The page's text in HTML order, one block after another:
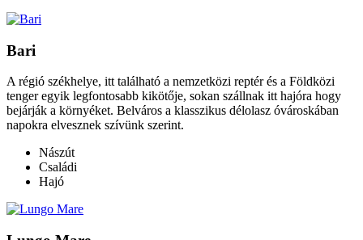
Bari
A régió székhelye, itt található a nemzetközi reptér és a Földközi
tenger egyik legfontosabb kikötője, sokan szállnak itt hajóra hogy
bejárják a környéket. Belváros a klasszikus délolasz óvároskában
napokra elvesznek szívünk szerint.
Nászút
Családi
Hajó